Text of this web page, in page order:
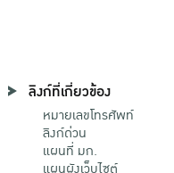
ลิงก์ที่เกี่ยวข้อง
หมายเลขโทรศัพท์
ลิงก์ด่วน
แผนที่ มก.
แผนผังเว็บไซต์